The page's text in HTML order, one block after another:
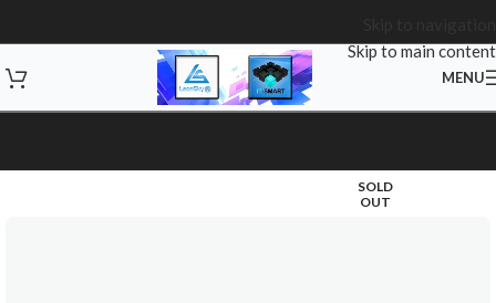
Skip to main content
MENU
SOLD
OUT